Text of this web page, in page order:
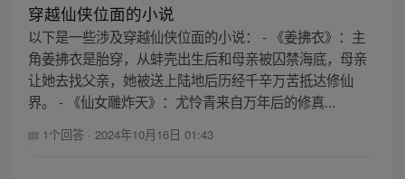
穿越仙侠位面的小说
以下是一些涉及穿越仙侠位面的小说： - 《姜拂衣》：主
角姜拂衣是胎穿，从蚌壳出生后和母亲被囚禁海底，母亲
让她去找父亲，她被送上陆地后历经千辛万苦抵达修仙
界。 - 《仙女雕炸天》：尤怜青来自万年后的修真...
1个回答 · 2024年10月16日 01:43